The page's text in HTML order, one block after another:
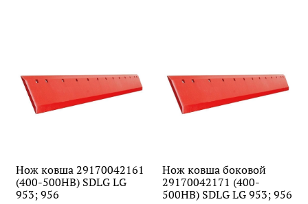
Нож ковша 29170042161
(400-500HB) SDLG LG
953; 956
Нож ковша боковой
29170042171 (400-
500HB) SDLG LG 953; 956